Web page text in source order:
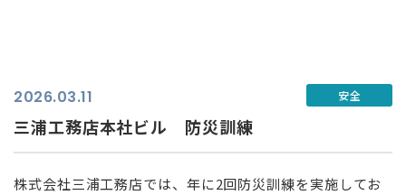
2026.03.11 安全
三浦工務店本社ビル 防災訓練
株式会社三浦工務店では、年に2回防災訓練を実施してお